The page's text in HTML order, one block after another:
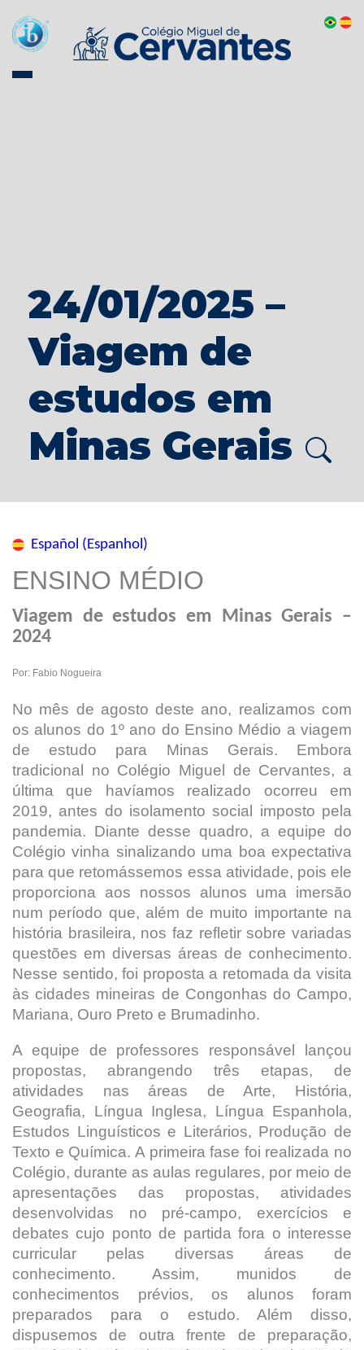
24/01/2025 –
Viagem de
estudos em
Minas Gerais
Español (Espanhol)
ENSINO MÉDIO
Viagem de estudos em Minas Gerais –
2024
Por: Fabio Nogueira
No mês de agosto deste ano, realizamos com
os alunos do 1º ano do Ensino Médio a viagem
de estudo para Minas Gerais. Embora
tradicional no Colégio Miguel de Cervantes, a
última que havíamos realizado ocorreu em
2019, antes do isolamento social imposto pela
pandemia. Diante desse quadro, a equipe do
Colégio vinha sinalizando uma boa expectativa
para que retomássemos essa atividade, pois ele
proporciona aos nossos alunos uma imersão
num período que, além de muito importante na
história brasileira, nos faz refletir sobre variadas
questões em diversas áreas de conhecimento.
Nesse sentido, foi proposta a retomada da visita
às cidades mineiras de Congonhas do Campo,
Mariana, Ouro Preto e Brumadinho.
A equipe de professores responsável lançou
propostas, abrangendo três etapas, de
atividades nas áreas de Arte, História,
Geografia, Língua Inglesa, Língua Espanhola,
Estudos Linguísticos e Literários, Produção de
Texto e Química. A primeira fase foi realizada no
Colégio, durante as aulas regulares, por meio de
apresentações das propostas, atividades
desenvolvidas no pré-campo, exercícios e
debates cujo ponto de partida fora o interesse
curricular pelas diversas áreas de
conhecimento. Assim, munidos de
conhecimentos prévios, os alunos foram
preparados para o estudo. Além disso,
dispusemos de outra frente de preparação,